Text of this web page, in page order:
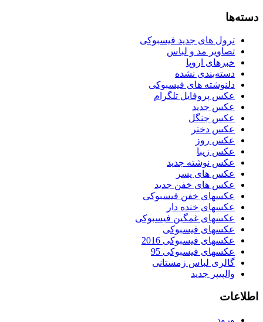
دسته‌ها
ترول های جدید فیسبوکی
تصاویر مد و لباس
خبرهای اروپا
دسته‌بندی نشده
دلنوشته های فیسبوکی
عکس پروفایل تلگرام
عکس جدید
عکس جنگل
عکس دختر
عکس روز
عکس زیبا
عکس نوشته جدید
عکس های پسر
عکس های خفن جدید
عکسهای خفن فیسبوکی
عکسهای خنده دار
عکسهای غمگین فیسبوکی
عکسهای فیسبوکی
عکسهای فیسبوکی 2016
عکسهای فیسبوکی 95
گالری لباس زمستانی
والپیپر جدید
اطلاعات
ورود